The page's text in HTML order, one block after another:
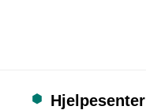
Hjelpesenter